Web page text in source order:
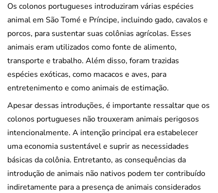
Os colonos portugueses introduziram várias espécies
animal em São Tomé e Príncipe, incluindo gado, cavalos e
porcos, para sustentar suas colônias agrícolas. Esses
animais eram utilizados como fonte de alimento,
transporte e trabalho. Além disso, foram trazidas
espécies exóticas, como macacos e aves, para
entretenimento e como animais de estimação.
Apesar dessas introduções, é importante ressaltar que os
colonos portugueses não trouxeram animais perigosos
intencionalmente. A intenção principal era estabelecer
uma economia sustentável e suprir as necessidades
básicas da colônia. Entretanto, as consequências da
introdução de animais não nativos podem ter contribuído
indiretamente para a presença de animais considerados